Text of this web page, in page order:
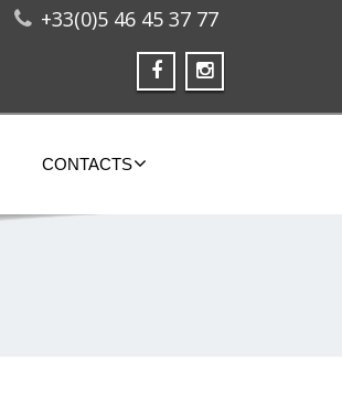
+33(0)5 46 45 37 77
CONTACTS